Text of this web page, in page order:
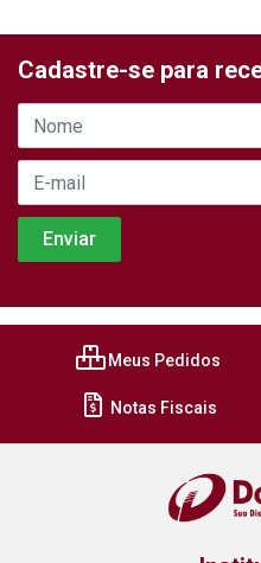
Cadastre-se para
Meus Pedidos
Notas Fiscais